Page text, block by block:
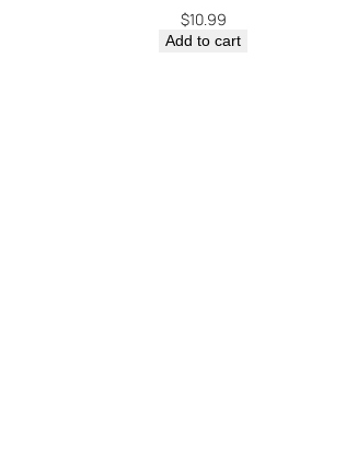
$10.99
Add to cart